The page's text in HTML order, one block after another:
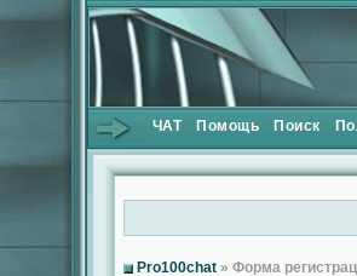
ЧАТ Помощь Поиск
Pro100chat » Форма